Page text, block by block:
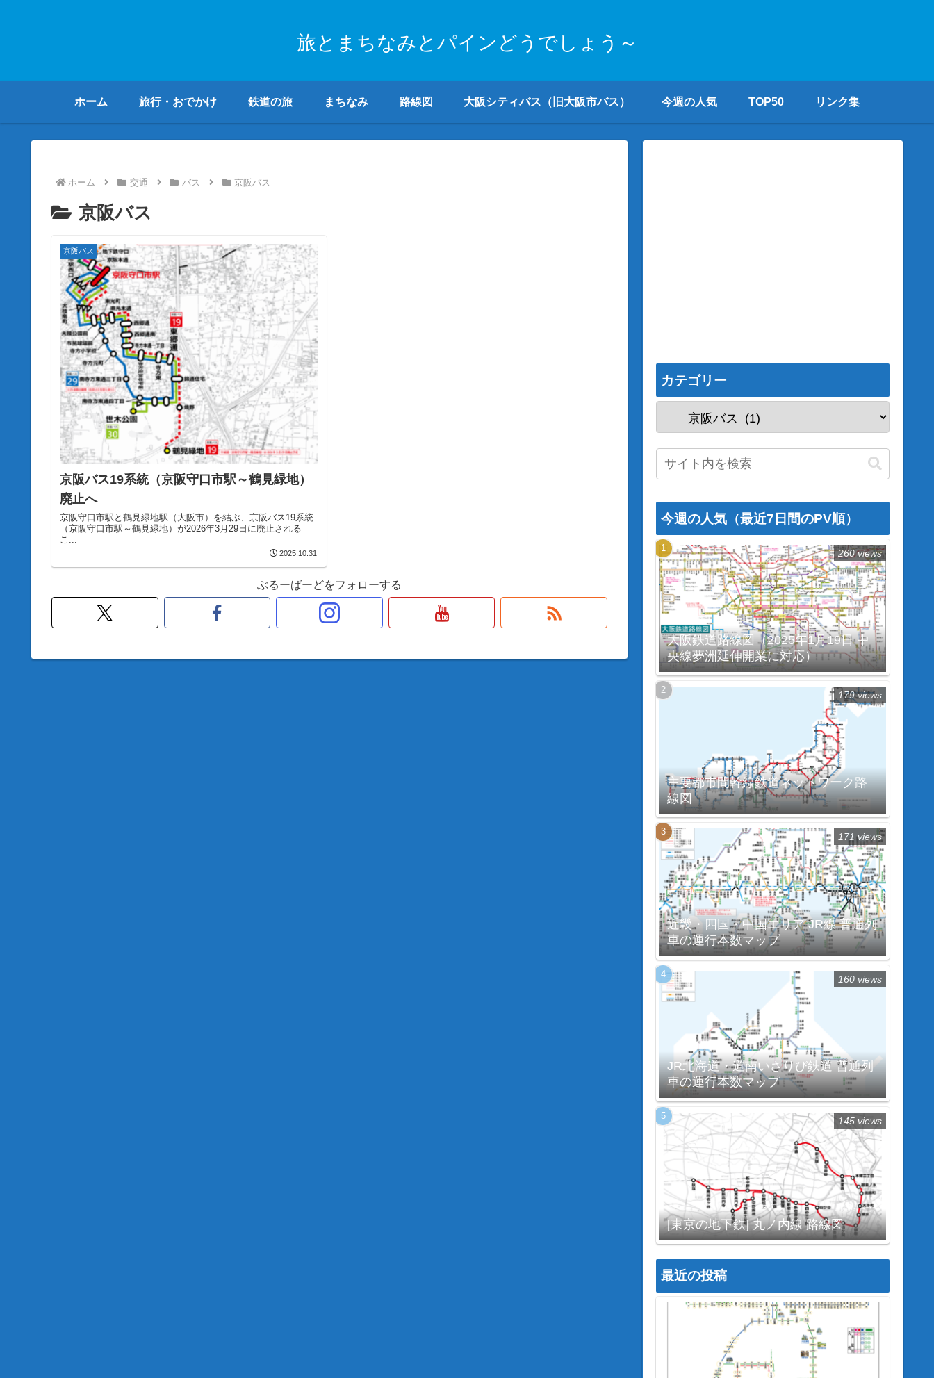
旅とまちなみとパインどうでしょう～
ホーム 旅行・おでかけ 鉄道の旅 まちなみ 路線図 大阪シティバス（旧大阪市バス） 今週の人気 TOP50 リンク集
ホーム 交通 バス 京阪バス
京阪バス
京阪バス
京阪バス19系統（京阪守口市駅～鶴見緑地）
廃止へ
京阪守口市駅と鶴見緑地駅（大阪市）を結ぶ、京阪バス19系統
（京阪守口市駅～鶴見緑地）が2026年3月29日に廃止される
こ...
2025.10.31
ぶるーばーどをフォローする
カテゴリー
今週の人気（最近7日間のPV順）
大阪鉄道路線図（2025年1月19日 中
央線夢洲延伸開業に対応）
260 views
主要都市間幹線鉄道ネットワーク路
線図
179 views
近畿・四国・中国エリア JR線 普通列
車の運行本数マップ
171 views
JR北海道・道南いさりび鉄道 普通列
車の運行本数マップ
160 views
[東京の地下鉄] 丸ノ内線 路線図
145 views
最近の投稿